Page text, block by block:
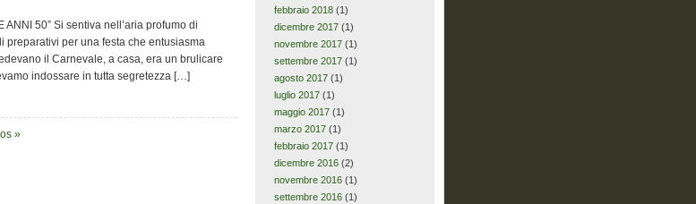
ANNI 50” Si sentiva nell’aria profumo di
per una festa che entusiasma
il Carnevale, a casa, era un brulicare
indossare in tutta segretezza […]
»
febbraio 2018(1)
dicembre 2017(1)
novembre 2017(1)
settembre 2017(1)
agosto 2017(1)
luglio 2017(1)
maggio 2017(1)
marzo 2017(1)
febbraio 2017(1)
dicembre 2016(2)
novembre 2016(1)
settembre 2016(1)